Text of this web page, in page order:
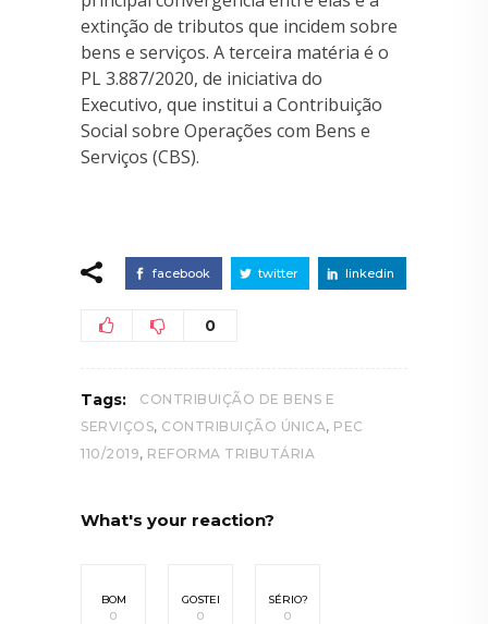
extinção de tributos que incidem sobre
bens e serviços. A terceira matéria é o
PL 3.887/2020, de iniciativa do
Executivo, que institui a Contribuição
Social sobre Operações com Bens e
Serviços (CBS).
facebook twitter linkedin
0
Tags:
CONTRIBUIÇÃO DE BENS E
SERVIÇOS, CONTRIBUIÇÃO ÚNICA, PEC
110/2019, REFORMA TRIBUTÁRIA
What's your reaction?
BOM
0
GOSTEI
0
SÉRIO?
0